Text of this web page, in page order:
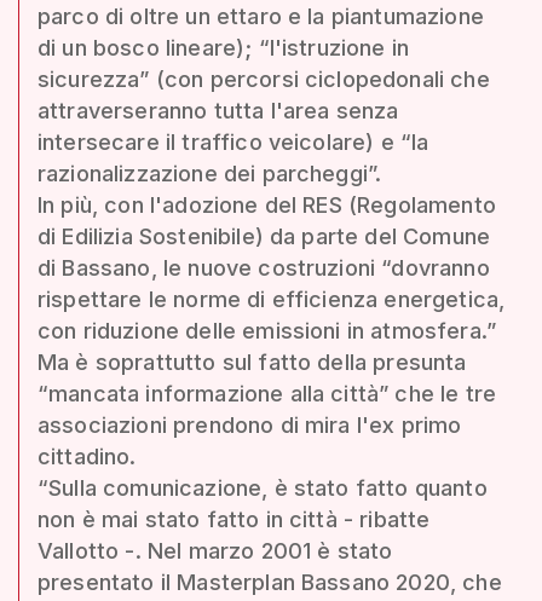
parco di oltre un ettaro e la piantumazione
di un bosco lineare); “l'istruzione in
sicurezza” (con percorsi ciclopedonali che
attraverseranno tutta l'area senza
intersecare il traffico veicolare) e “la
razionalizzazione dei parcheggi”.
In più, con l'adozione del RES (Regolamento
di Edilizia Sostenibile) da parte del Comune
di Bassano, le nuove costruzioni “dovranno
rispettare le norme di efficienza energetica,
con riduzione delle emissioni in atmosfera.”
Ma è soprattutto sul fatto della presunta
“mancata informazione alla città” che le tre
associazioni prendono di mira l'ex primo
cittadino.
“Sulla comunicazione, è stato fatto quanto
non è mai stato fatto in città - ribatte
Vallotto -. Nel marzo 2001 è stato
presentato il Masterplan Bassano 2020, che